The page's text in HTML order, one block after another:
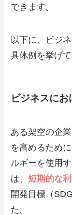
できます。
以下に、ビジ
具体例を挙げて
ビジネスにお
ある架空の企
を高めるため
ルギーを使用
は、短期的な
開発目標（
た。